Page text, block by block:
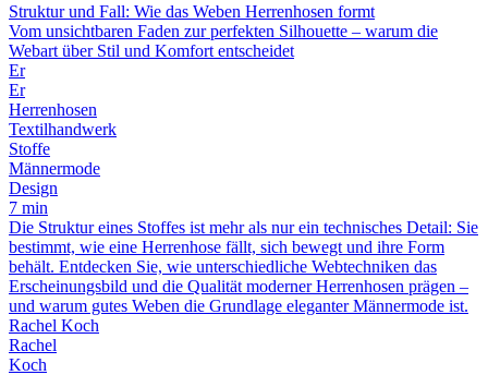
Struktur und Fall: Wie das Weben Herrenhosen formt
Vom unsichtbaren Faden zur perfekten Silhouette – warum die
Webart über Stil und Komfort entscheidet
Er
Er
Herrenhosen
Textilhandwerk
Stoffe
Männermode
Design
7 min
Die Struktur eines Stoffes ist mehr als nur ein technisches Detail: Sie
bestimmt, wie eine Herrenhose fällt, sich bewegt und ihre Form
behält. Entdecken Sie, wie unterschiedliche Webtechniken das
Erscheinungsbild und die Qualität moderner Herrenhosen prägen –
und warum gutes Weben die Grundlage eleganter Männermode ist.
Rachel Koch
Rachel
Koch